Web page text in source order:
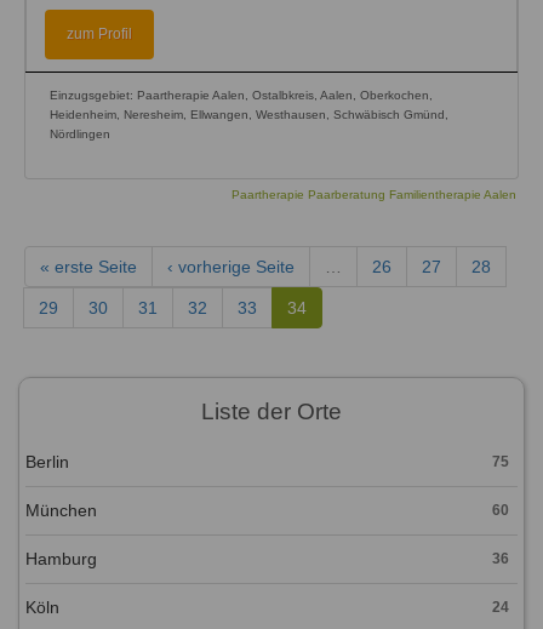
zum Profil
Einzugsgebiet: Paartherapie Aalen, Ostalbkreis, Aalen, Oberkochen,
Heidenheim, Neresheim, Ellwangen, Westhausen, Schwäbisch Gmünd,
Nördlingen
Paartherapie Paarberatung Familientherapie Aalen
« erste Seite ‹ vorherige Seite 26 27 28
29 30 31 32 33 34
Liste der Orte
Berlin 75
München 60
Hamburg 36
Köln 24